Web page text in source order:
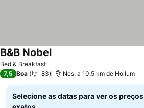
Bed & Breakfast
B&B Nobel
7,5 Boa 83 Nes, a 10.5 km de Hollum
Selecione as datas para ver os preços